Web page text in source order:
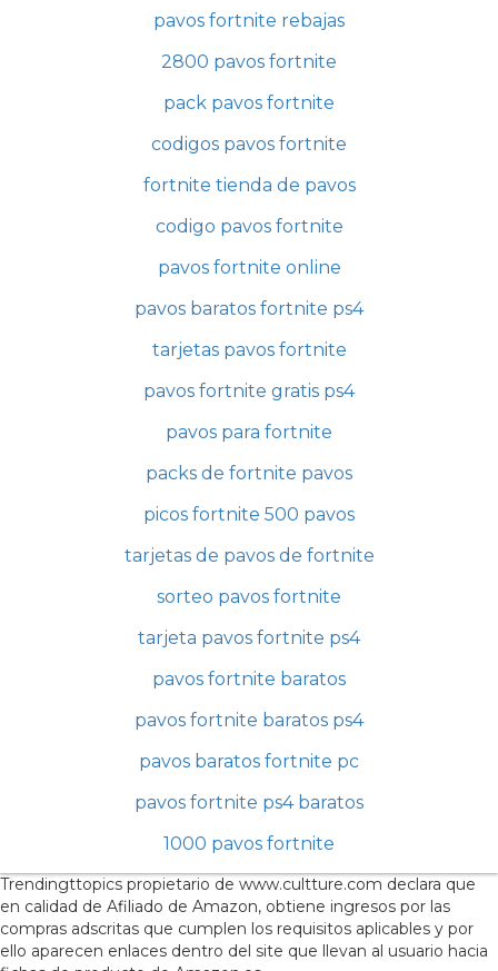
pavos fortnite rebajas
2800 pavos fortnite
pack pavos fortnite
codigos pavos fortnite
fortnite tienda de pavos
codigo pavos fortnite
pavos fortnite online
pavos baratos fortnite ps4
tarjetas pavos fortnite
pavos fortnite gratis ps4
pavos para fortnite
packs de fortnite pavos
picos fortnite 500 pavos
tarjetas de pavos de fortnite
sorteo pavos fortnite
tarjeta pavos fortnite ps4
pavos fortnite baratos
pavos fortnite baratos ps4
pavos baratos fortnite pc
pavos fortnite ps4 baratos
1000 pavos fortnite
Trendingttopics propietario de www.cultture.com declara que
en calidad de Afiliado de Amazon, obtiene ingresos por las
compras adscritas que cumplen los requisitos aplicables y por
ello aparecen enlaces dentro del site que llevan al usuario hacia